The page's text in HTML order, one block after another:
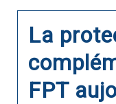
La
FPT